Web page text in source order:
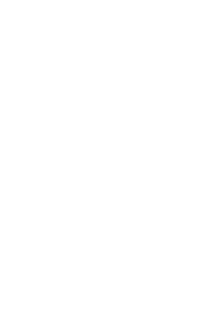
DOSTAWA